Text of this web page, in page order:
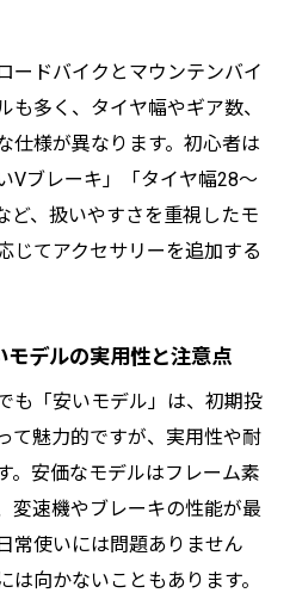
クロスバイクが最適な理
クの快適さが日常を変え
クカゴ付きで荷物も安心
ク安いモデルの快適性を
クメーカー別の快適装備
を知り納得の自転車選び
クとロードバイクの違い
ードバイクとマウンテンバイ
も多く、タイヤ幅やギア数、
仕様が異なります。初心者は
Vブレーキ」「タイヤ幅28～
ど、扱いやすさを重視したモ
じてアクセサリーを追加する
モデルの実用性と注意点
も「安いモデル」は、初期投
て魅力的ですが、実用性や耐
。安価なモデルはフレーム素
変速機やブレーキの性能が最
常使いには問題ありません
向かないこともあります。